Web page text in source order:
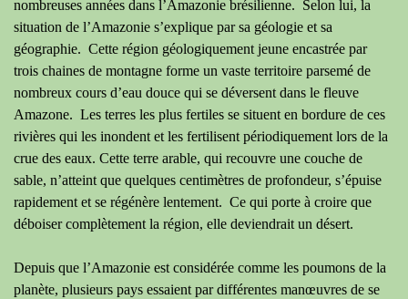
nombreuses années dans l’Amazonie brésilienne. Selon lui, la
situation de l’Amazonie s’explique par sa géologie et sa
géographie. Cette région géologiquement jeune encastrée par
trois chaines de montagne forme un vaste territoire parsemé de
nombreux cours d’eau douce qui se déversent dans le fleuve
Amazone. Les terres les plus fertiles se situent en bordure de ces
rivières qui les inondent et les fertilisent périodiquement lors de la
crue des eaux. Cette terre arable, qui recouvre une couche de
sable, n’atteint que quelques centimètres de profondeur, s’épuise
rapidement et se régénère lentement. Ce qui porte à croire que
déboiser complètement la région, elle deviendrait un désert.
Depuis que l’Amazonie est considérée comme les poumons de la
planète, plusieurs pays essaient par différentes manœuvres de se